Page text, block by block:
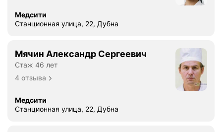
Медсити
Станционная улица, 22, Дубна
Мячин Александр Сергеевич
Стаж 46 лет
4 отзыва
Медсити
Станционная улица, 22, Дубна